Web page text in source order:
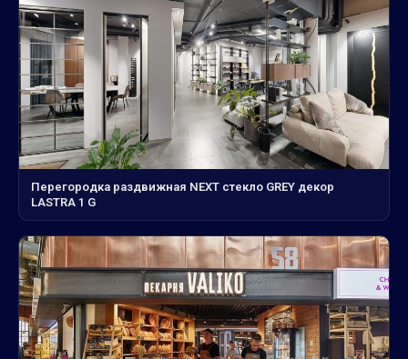
Перегородка раздвижная NEXT стекло GREY декор
LASTRA 1 G